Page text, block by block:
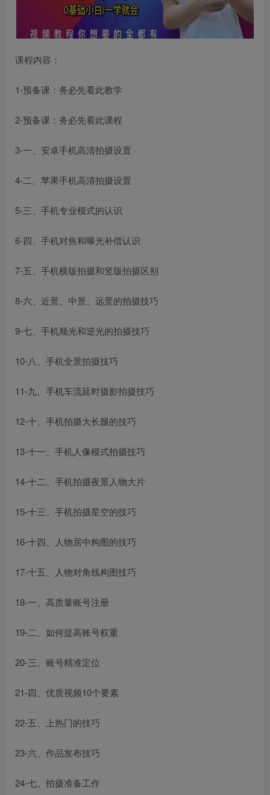
课程内容：
1-预备课：务必先看此教学
2-预备课：务必先看此课程
3-一、安卓手机高清拍摄设置
4-二、苹果手机高清拍摄设置
5-三、手机专业模式的认识
6-四、手机对焦和曝光补偿认识
7-五、手机横版拍摄和竖版拍摄区别
8-六、近景、中景、远景的拍摄技巧
9-七、手机顺光和逆光的拍摄技巧
10-八、手机全景拍摄技巧
11-九、手机车流延时摄影拍摄技巧
12-十、手机拍摄大长腿的技巧
13-十一、手机人像模式拍摄技巧
14-十二、手机拍摄夜景人物大片
15-十三、手机拍摄星空的技巧
16-十四、人物居中构图的技巧
17-十五、人物对角线构图技巧
18-一、高质量账号注册
19-二、如何提高账号权重
20-三、账号精准定位
21-四、优质视频10个要素
22-五、上热门的技巧
23-六、作品发布技巧
24-七、拍摄准备工作